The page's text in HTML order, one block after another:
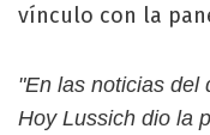
vínculo con la
"En las noticias del
Hoy Lussich dio la